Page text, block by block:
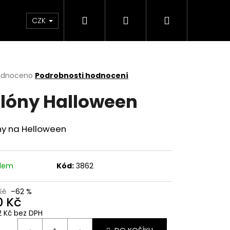
Menstruační kalhotky a plavky
CZK Hledat PřihlášeníNákupní
Podrobnosti hodnocení
Halloween
na Helloween
Kód: 3862
–62 %
Kč
Kč bez DPH